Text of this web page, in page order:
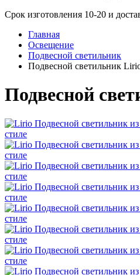
Срок изготовления 10-20 и
Главная
Освещение
Подвесной светильник
Подвесной светильник
Подвесной